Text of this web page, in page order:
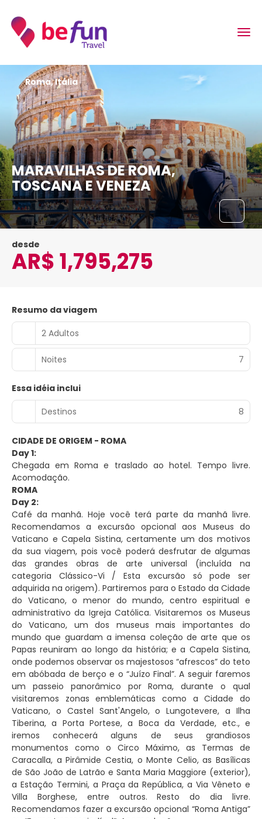
MARAVILHAS DE ROMA,
TOSCANA E VENEZA
Roma, Itália
desde
AR$ 1,795,275
Resumo da viagem
2 Adultos
Noites 7
Essa idéia inclui
Destinos
8
CIDADE DE ORIGEM - ROMA
Day 1:
Chegada em Roma e traslado ao hotel. Tempo livre.
Acomodação.
ROMA
Day 2:
Café da manhã. Hoje você terá parte da manhã livre.
Recomendamos a excursão opcional aos Museus do
Vaticano e Capela Sistina, certamente um dos motivos
da sua viagem, pois você poderá desfrutar de algumas
das grandes obras de arte universal (incluída na
categoria Clássico-Vi / Esta excursão só pode ser
adquirida na origem). Partiremos para o Estado da Cidade
do Vaticano, o menor do mundo, centro espiritual e
administrativo da Igreja Católica. Visitaremos os Museus
do Vaticano, um dos museus mais importantes do
mundo que guardam a imensa coleção de arte que os
Papas reuniram ao longo da história; e a Capela Sistina,
onde podemos observar os majestosos “afrescos” do teto
em abóbada de berço e o “Juízo Final”. A seguir faremos
um passeio panorâmico por Roma, durante o qual
visitaremos zonas emblemáticas como a Cidade do
Vaticano, o Castel Sant'Angelo, o Lungotevere, a Ilha
Tiberina, a Porta Portese, a Boca da Verdade, etc., e
iremos conhecerá alguns de seus grandiosos
monumentos como o Circo Máximo, as Termas de
Caracalla, a Pirâmide Cestia, o Monte Celio, as Basílicas
de São João de Latrão e Santa Maria Maggiore (exterior),
a Estação Termini, a Praça da República, a Via Vêneto e
Villa Borghese, entre outros. Resto do dia livre.
Recomendamos fazer a excursão opcional “Roma Antiga”